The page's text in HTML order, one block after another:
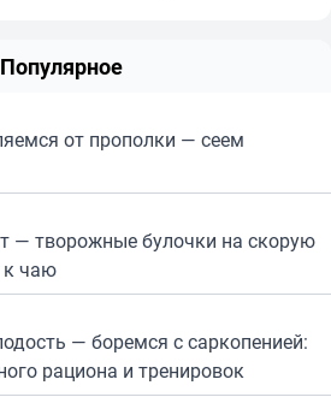
Популярное
от прополки — сеем
— творожные булочки на скорую
к чаю
— боремся с саркопенией:
рациона и тренировок